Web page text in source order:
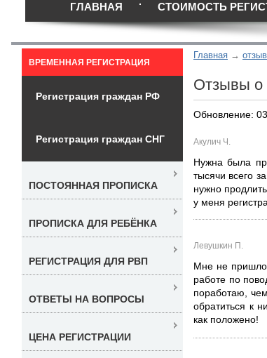
ГЛАВНАЯ СТОИМОСТЬ
Главная
Отзывы о
Обновление:
Акулич Ч.
Нужна была
тысячи всего
нужно
у меня
Левушкин П.
Мне не
работе по
поработаю,
обратиться к
как положено!
ВРЕМЕННАЯ РЕГИСТРАЦИЯ
Регистрация граждан РФ
Регистрация граждан СНГ
ПОСТОЯННАЯ ПРОПИСКА
ПРОПИСКА ДЛЯ РЕБЁНКА
РЕГИСТРАЦИЯ ДЛЯ РВП
ОТВЕТЫ НА ВОПРОСЫ
ЦЕНА РЕГИСТРАЦИИ